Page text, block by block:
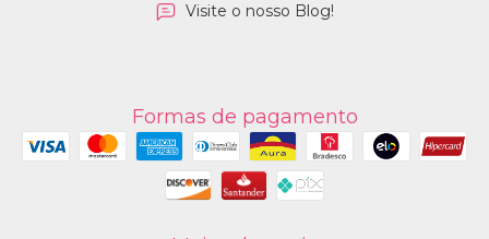
Visite o nosso Blog!
Formas de pagamento